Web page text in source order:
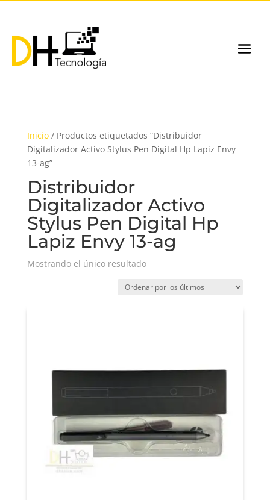
Inicio/ Productos etiquetados “Distribuidor
Digitalizador Activo Stylus Pen Digital Hp Lapiz Envy
13-ag”
Distribuidor
Digitalizador Activo
Stylus Pen Digital Hp
Lapiz Envy 13-ag
Mostrando el único resultado